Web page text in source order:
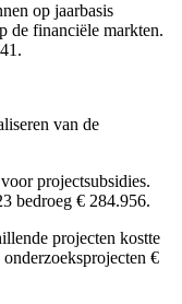
op jaarbasis
de financiële markten.
van de
projectsubsidies.
bedroeg € 284.956.
projecten kostte
€